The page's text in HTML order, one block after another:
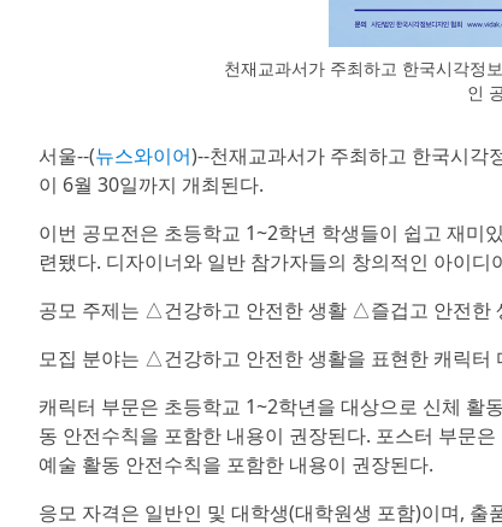
천재교과서가 주최하고 한국시각정
인
서울--(뉴스와이어)--천재교과서가 주최하고 한국시각
이 6월 30일까지 개최된다.
이번 공모전은 초등학교 1~2학년 학생들이 쉽고 재미
련됐다. 디자이너와 일반 참가자들의 창의적인 아이
공모 주제는 △건강하고 안전한 생활 △즐겁고 안전한
모집 분야는 △건강하고 안전한 생활을 표현한 캐릭
캐릭터 부문은 초등학교 1~2학년을 대상으로 신체 활
동 안전수칙을 포함한 내용이 권장된다. 포스터 부문
예술 활동 안전수칙을 포함한 내용이 권장된다.
응모 자격은 일반인 및 대학생(대학원생 포함)이며,